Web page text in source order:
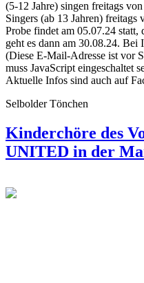
(5-12 Jahre) singen freitags
Singers (ab 13 Jahren)
Probe findet am 05.07.24 statt,
geht es dann am 30.08.24. Bei
(Diese E-Mail-Adresse ist vor
muss JavaScript eingeschaltet
Aktuelle Infos sind auch auf
Selbolder Tönchen
Kinderchöre des
UNITED in der